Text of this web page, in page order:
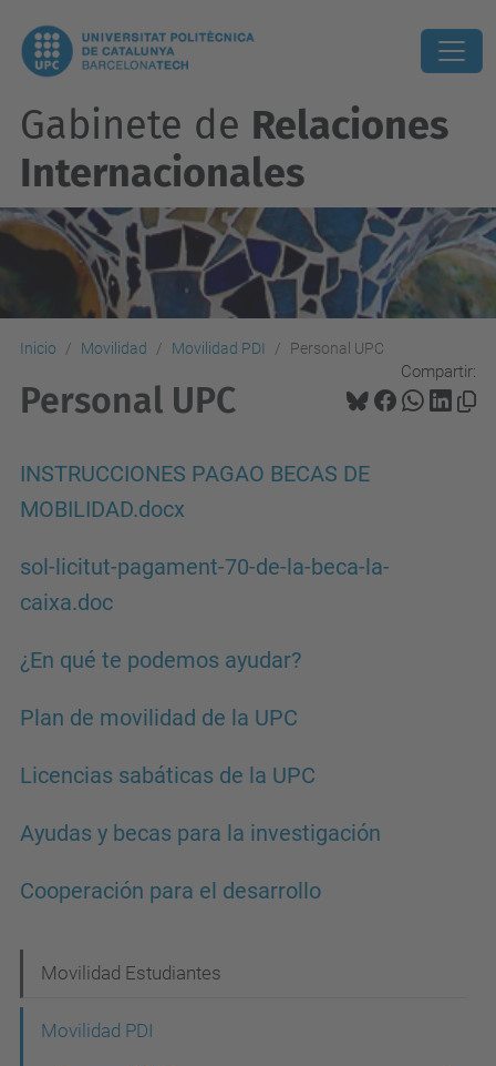
Gabinete de Relaciones
Internacionales
Inicio Movilidad Movilidad PDI Personal UPC
Compartir:
Personal UPC
INSTRUCCIONES PAGAO BECAS DE
MOBILIDAD.docx
sol-licitut-pagament-70-de-la-beca-la-
caixa.doc
¿En qué te podemos ayudar?
Plan de movilidad de la UPC
Licencias sabáticas de la UPC
Ayudas y becas para la investigación
Cooperación para el desarrollo
a
Movilidad Estudiantes
Movilidad PDI